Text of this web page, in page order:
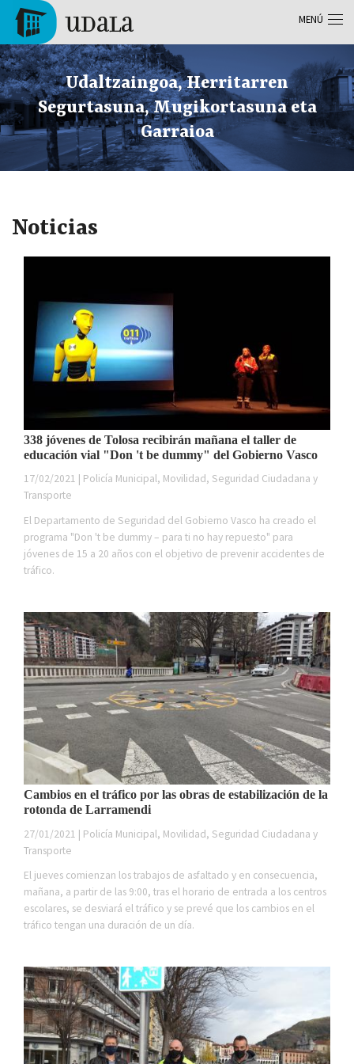
Pasar al contenido principal
Tolosa
Udaltzaingoa, Herritarren
Segurtasuna, Mugikortasuna eta
Garraioa
Noticias
338 jóvenes de Tolosa recibirán mañana el taller de
educación vial "Don 't be dummy" del Gobierno Vasco
17/02/2021 | Policía Municipal, Movilidad, Seguridad Ciudadana y
Transporte
El Departamento de Seguridad del Gobierno Vasco ha creado el
programa "Don 't be dummy – para ti no hay repuesto" para
jóvenes de 15 a 20 años con el objetivo de prevenir accidentes de
tráfico.
Cambios en el tráfico por las obras de estabilización de la
rotonda de Larramendi
27/01/2021 | Policía Municipal, Movilidad, Seguridad Ciudadana y
Transporte
El jueves comienzan los trabajos de asfaltado y en consecuencia,
mañana, a partir de las 9:00, tras el horario de entrada a los centros
escolares, se desviará el tráfico y se prevé que los cambios en el
tráfico tengan una duración de un día.
MENÚ